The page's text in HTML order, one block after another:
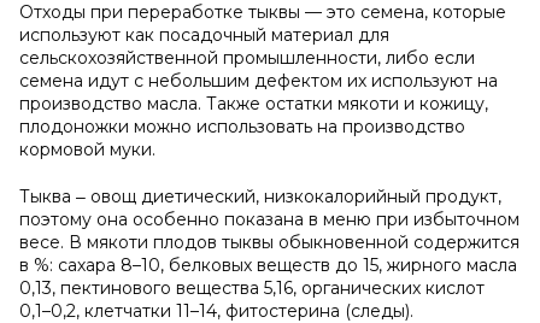
Отходы при переработке тыквы — это семена, которые
используют как посадочный материал для
сельскохозяйственной промышленности, либо если
семена идут с небольшим дефектом их используют на
производство масла. Также остатки мякоти и кожицу,
плодоножки можно использовать на производство
кормовой муки.
Тыква ‒ овощ диетический, низкокалорийный продукт,
поэтому она особенно показана в меню при избыточном
весе. В мякоти плодов тыквы обыкновенной содержится
в %: сахара 8–10, белковых веществ до 15, жирного масла
0,13, пектинового вещества 5,16, органических кислот
0,1–0,2, клетчатки 11–14, фитостерина (следы).